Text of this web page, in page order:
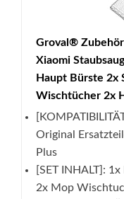
Groval®
Xiaomi
Haupt Bürste 2x
Wischtücher 2x
Original
Plus
[SET INHALT]:
2x Mop